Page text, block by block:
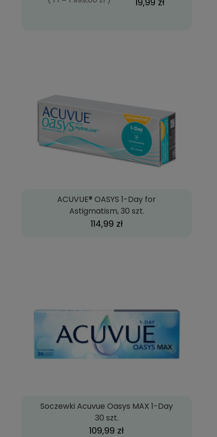
ACUVUE® OASYS 1-Day for
Astigmatism, 30 szt.
114,99 zł
Soczewki Acuvue Oasys MAX 1-Day
30 szt.
109,99 zł